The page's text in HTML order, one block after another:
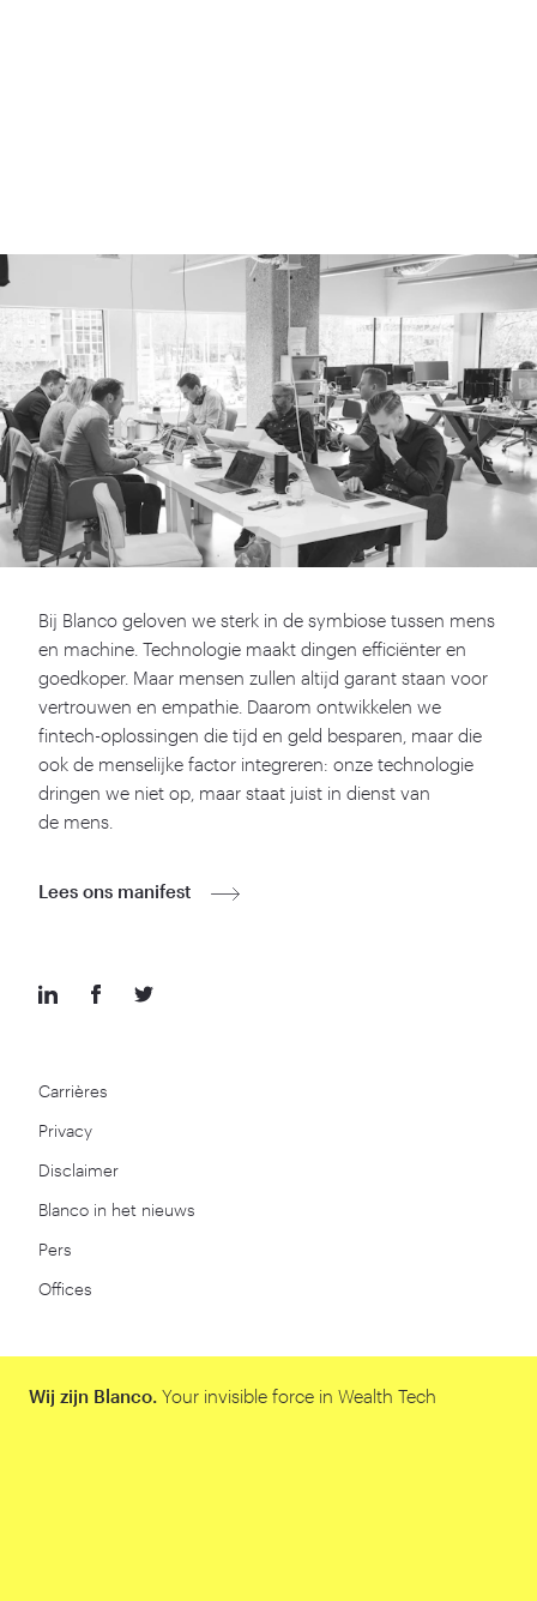
Carrières
Privacy
Disclaimer
Blanco in het nieuws
Pers
Offices
Bij Blanco geloven we sterk in de symbiose tussen mens
en machine. Technologie maakt dingen efficiënter en
goedkoper. Maar mensen zullen altijd garant staan voor
vertrouwen en empathie. Daarom ontwikkelen we
fintech-oplossingen die tijd en geld besparen, maar die
ook de menselijke factor integreren: onze technologie
dringen we niet op, maar staat juist in dienst van
de mens.
Lees ons manifest
Wij zijn Blanco. Your invisible force in Wealth Tech